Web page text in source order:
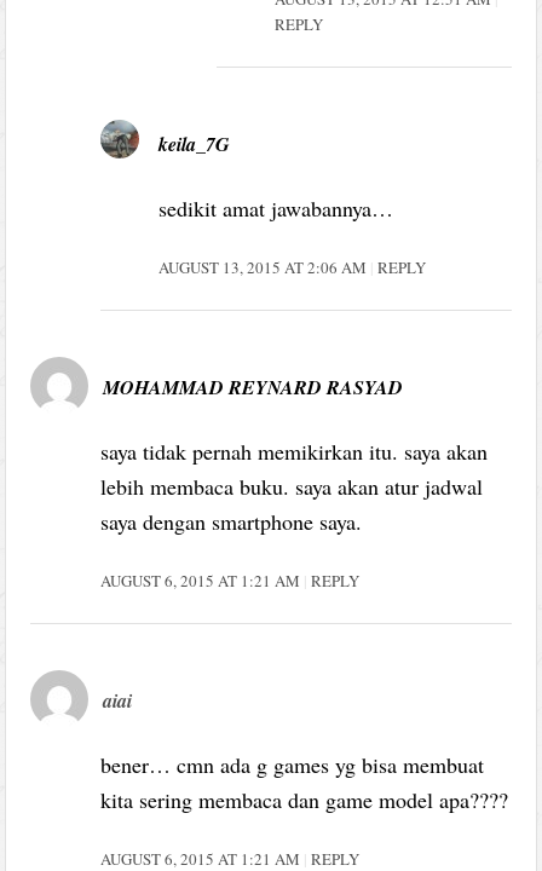
REPLY
keila_7G
sedikit amat jawabannya…
AUGUST 13, 2015 AT 2:06 AM REPLY
MOHAMMAD REYNARD RASYAD
saya tidak pernah memikirkan itu. saya akan
lebih membaca buku. saya akan atur jadwal
saya dengan smartphone saya.
AUGUST 6, 2015 AT 1:21 AM REPLY
aiai
bener… cmn ada g games yg bisa membuat
kita sering membaca dan game model apa????
AUGUST 6, 2015 AT 1:21 AM REPLY